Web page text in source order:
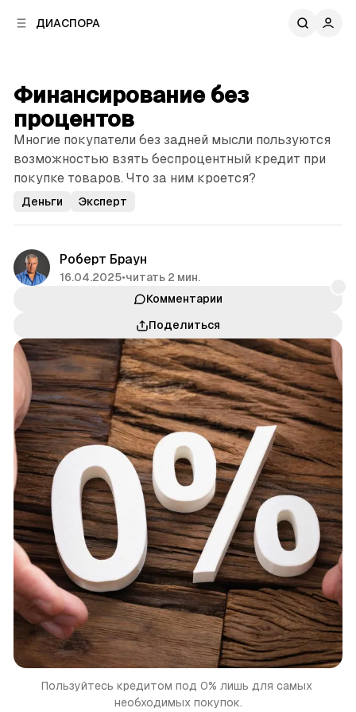
ДИАСПОРА
Финансирование без
процентов
Многие покупатели без задней мысли пользуются
возможностью взять беспроцентный кредит при
покупке товаров. Что за ним кроется?
Деньги Эксперт
Роберт Браун
16.04.2025•читать 2 мин.
Комментарии
Поделиться
Пользуйтесь кредитом под 0% лишь для самых
необходимых покупок.